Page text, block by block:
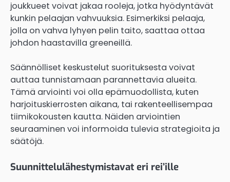
joukkueet voivat jakaa rooleja, jotka hyödyntävät
kunkin pelaajan vahvuuksia. Esimerkiksi pelaaja,
jolla on vahva lyhyen pelin taito, saattaa ottaa
johdon haastavilla greeneillä.
Säännölliset keskustelut suorituksesta voivat
auttaa tunnistamaan parannettavia alueita.
Tämä arviointi voi olla epämuodollista, kuten
harjoituskierrosten aikana, tai rakenteellisempaa
tiimikokousten kautta. Näiden arviointien
seuraaminen voi informoida tulevia strategioita ja
säätöjä.
Suunnittelulähestymistavat eri rei’ille